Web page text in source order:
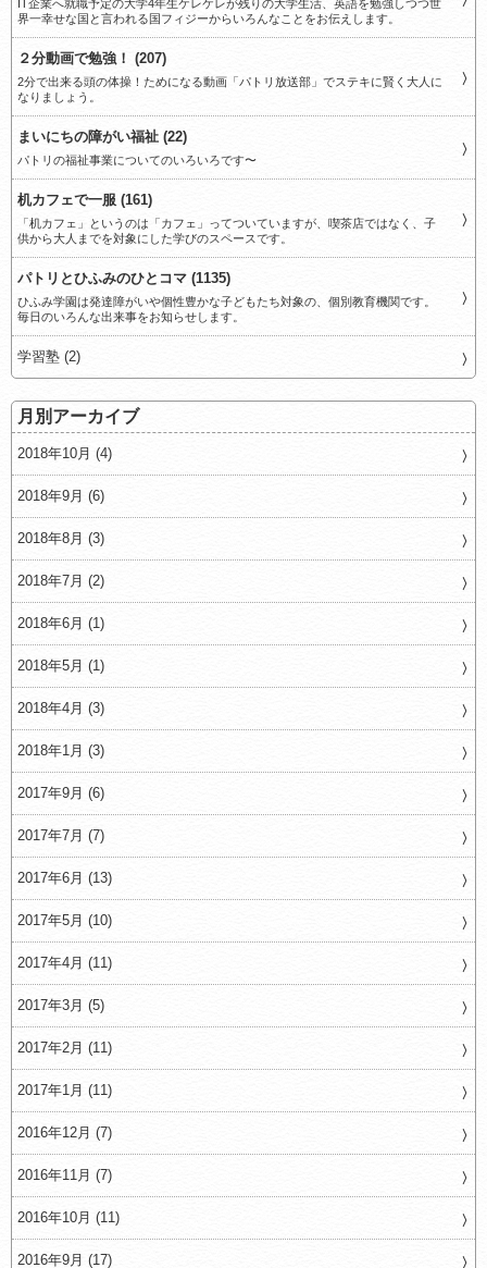
IT企業へ就職予定の大学4年生ケレケレが残りの大学生活、英語を勉強しつつ世
界一幸せな国と言われる国フィジーからいろんなことをお伝えします。
２分動画で勉強！ (207)
2分で出来る頭の体操！ためになる動画「パトリ放送部」でステキに賢く大人に
なりましょう。
まいにちの障がい福祉 (22)
パトリの福祉事業についてのいろいろです〜
机カフェで一服 (161)
「机カフェ」というのは「カフェ」ってついていますが、喫茶店ではなく、子
供から大人までを対象にした学びのスペースです。
パトリとひふみのひとコマ (1135)
ひふみ学園は発達障がいや個性豊かな子どもたち対象の、個別教育機関です。
毎日のいろんな出来事をお知らせします。
学習塾 (2)
月別アーカイブ
2018年10月 (4)
2018年9月 (6)
2018年8月 (3)
2018年7月 (2)
2018年6月 (1)
2018年5月 (1)
2018年4月 (3)
2018年1月 (3)
2017年9月 (6)
2017年7月 (7)
2017年6月 (13)
2017年5月 (10)
2017年4月 (11)
2017年3月 (5)
2017年2月 (11)
2017年1月 (11)
2016年12月 (7)
2016年11月 (7)
2016年10月 (11)
2016年9月 (17)